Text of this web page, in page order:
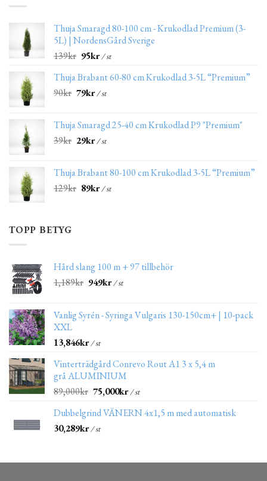
Thuja Smaragd 80-100 cm - Krukodlad Premium (3-
5L) | NordensGård Sverige
139kr 95kr/ st
Thuja Brabant 60-80 cm Krukodlad 3-5L “Premium”
90kr 79kr/ st
Thuja Smaragd 25-40 cm Krukodlad P9 "Premium"
39kr 29kr/ st
Thuja Brabant 80-100 cm Krukodlad 3-5L “Premium”
129kr 89kr/ st
TOPP BETYG
Hård slang 100 m + 97 tillbehör
1,189kr 949kr/ st
Vanlig Syrén - Syringa Vulgaris 130-150cm+ | 10-pack
XXL
13,846kr/ st
Vinterträdgård Conrevo Rout A1 3 x 5,4 m
grå ALUMINIUM
89,000kr 75,000kr/ st
Dubbelgrind VÄNERN 4x1,5 m med automatisk
30,289kr/ st